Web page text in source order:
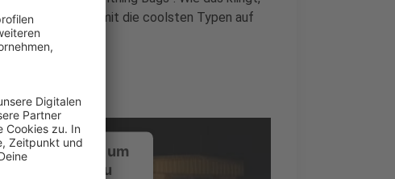
mit die coolsten Typen auf
Zustimmung, um
Service zu